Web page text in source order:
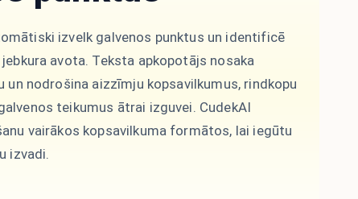
izvelk galvenos punktus un identificē
avota. Teksta apkopotājs nosaka
nodrošina aizzīmju kopsavilkumus, rindkopu
teikumus ātrai izguvei. CudekAI
vairākos kopsavilkuma formātos, lai iegūtu
izvadi.